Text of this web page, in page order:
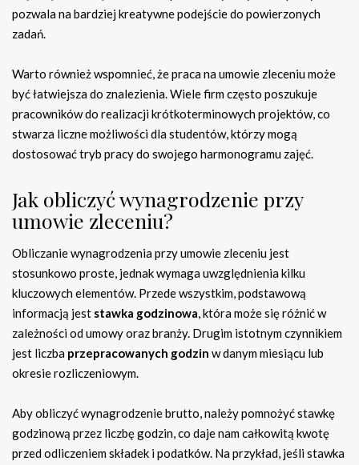
pozwala na bardziej kreatywne podejście do powierzonych
zadań.
Warto również wspomnieć, że praca na umowie zleceniu może
być łatwiejsza do znalezienia. Wiele firm często poszukuje
pracowników do realizacji krótkoterminowych projektów, co
stwarza liczne możliwości dla studentów, którzy mogą
dostosować tryb pracy do swojego harmonogramu zajęć.
Jak obliczyć wynagrodzenie przy
umowie zleceniu?
Obliczanie wynagrodzenia przy umowie zleceniu jest
stosunkowo proste, jednak wymaga uwzględnienia kilku
kluczowych elementów. Przede wszystkim, podstawową
informacją jest stawka godzinowa, która może się różnić w
zależności od umowy oraz branży. Drugim istotnym czynnikiem
jest liczba przepracowanych godzin w danym miesiącu lub
okresie rozliczeniowym.
Aby obliczyć wynagrodzenie brutto, należy pomnożyć stawkę
godzinową przez liczbę godzin, co daje nam całkowitą kwotę
przed odliczeniem składek i podatków. Na przykład, jeśli stawka